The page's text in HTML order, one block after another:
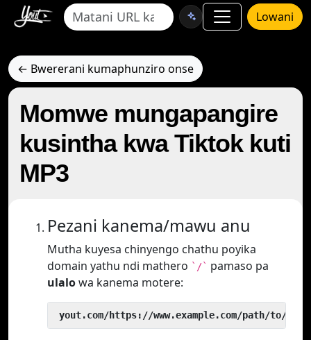
Lowani
← Bwererani kumaphunziro onse
Momwe mungapangire
kusintha kwa Tiktok kuti
MP3
Pezani kanema/mawu anu
Mutha kuyesa chinyengo chathu poyika
domain yathu ndi mathero `/` pamaso pa
ulalowa kanema motere:
yout.com/https://www.example.com/path/to/